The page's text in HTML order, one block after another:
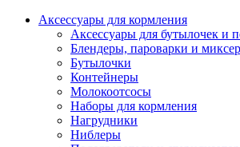
Аксессуары для кормления
Аксессуары для бутылочек и
Блендеры, пароварки и
Бутылочки
Контейнеры
Молокоотсосы
Наборы для кормления
Нагрудники
Ниблеры